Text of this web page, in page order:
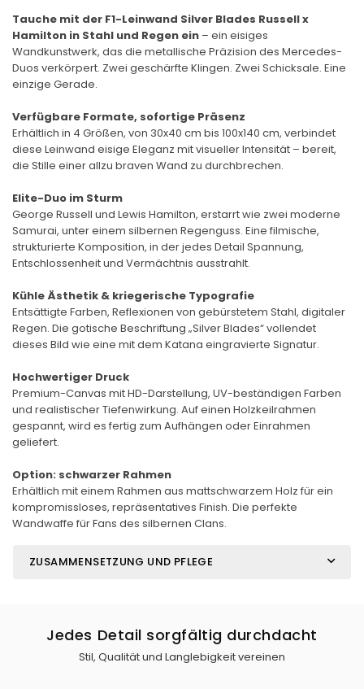
Tauche mit der F1-Leinwand Silver Blades Russell x
Hamilton in Stahl und Regen ein – ein eisiges
Wandkunstwerk, das die metallische Präzision des Mercedes-
Duos verkörpert. Zwei geschärfte Klingen. Zwei Schicksale. Eine
einzige Gerade.
Verfügbare Formate, sofortige Präsenz
Erhältlich in 4 Größen, von 30x40 cm bis 100x140 cm, verbindet
diese Leinwand eisige Eleganz mit visueller Intensität – bereit,
die Stille einer allzu braven Wand zu durchbrechen.
Elite-Duo im Sturm
George Russell und Lewis Hamilton, erstarrt wie zwei moderne
Samurai, unter einem silbernen Regenguss. Eine filmische,
strukturierte Komposition, in der jedes Detail Spannung,
Entschlossenheit und Vermächtnis ausstrahlt.
Kühle Ästhetik & kriegerische Typografie
Entsättigte Farben, Reflexionen von gebürstetem Stahl, digitaler
Regen. Die gotische Beschriftung „Silver Blades“ vollendet
dieses Bild wie eine mit dem Katana eingravierte Signatur.
Hochwertiger Druck
Premium-Canvas mit HD-Darstellung, UV-beständigen Farben
und realistischer Tiefenwirkung. Auf einen Holzkeilrahmen
gespannt, wird es fertig zum Aufhängen oder Einrahmen
geliefert.
Option: schwarzer Rahmen
Erhältlich mit einem Rahmen aus mattschwarzem Holz für ein
kompromissloses, repräsentatives Finish. Die perfekte
Wandwaffe für Fans des silbernen Clans.
ZUSAMMENSETZUNG UND PFLEGE
Jedes Detail sorgfältig durchdacht
Stil, Qualität und Langlebigkeit vereinen